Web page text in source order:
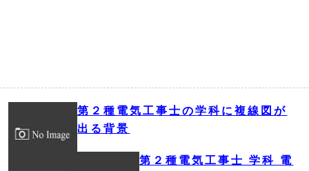
第２種電気工事士の学科に複線図が
出る背景
第２種電気工事士 学科 電